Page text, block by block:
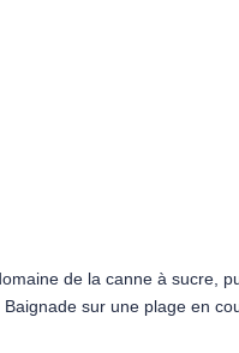
veiller au bon
notre Pilote-Vacances
Animation).
12/27. Avant et après
sera présent pour
Il sera accompagné
détails dans la rubrique
de la canne à sucre,
sur une plage en